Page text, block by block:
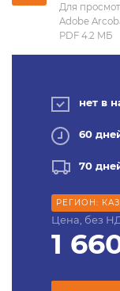
Для
Adobe
PDF 4.2 MБ
нет в
60
70
РЕГИОН:
Цена, без
1